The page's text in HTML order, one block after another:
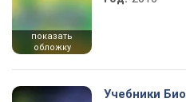
показать
обложку
Учебники